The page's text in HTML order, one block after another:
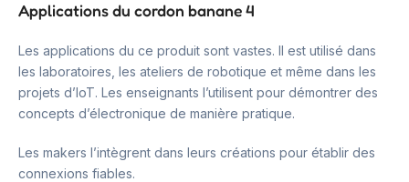
Applications du cordon banane 4
Les applications du ce produit sont vastes. Il est utilisé dans
les laboratoires, les ateliers de robotique et même dans les
projets d’IoT. Les enseignants l’utilisent pour démontrer des
concepts d’électronique de manière pratique.
Les makers l’intègrent dans leurs créations pour établir des
connexions fiables.